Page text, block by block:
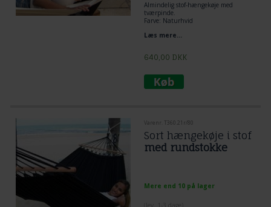
Almindelig stof-hængekøje med
tværpinde.
Farve: Naturhvid
Læs mere...
640,00 DKK
Varenr. T360.21r/80
Sort hængekøje i stof
med rundstokke
Mere end 10 på lager